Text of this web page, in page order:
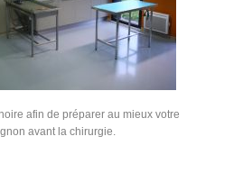
afin de préparer au mieux votre
avant la chirurgie.